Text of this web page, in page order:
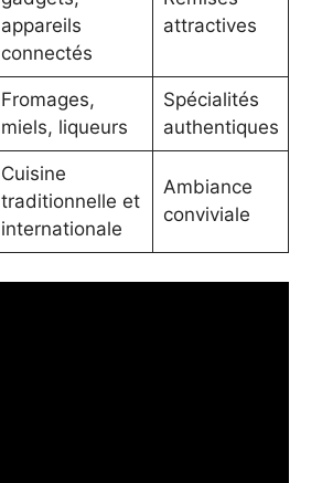
appareils
connectés
attractives
Fromages,
miels, liqueurs
Spécialités
authentiques
Cuisine
traditionnelle et
internationale
Ambiance
conviviale